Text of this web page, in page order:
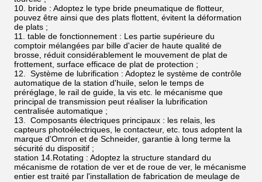
10. bride : Adoptez le type bride pneumatique de flotteur,
pouvez être ainsi que des plats flottent, évitent la déformation
de plats ;
11. table de fonctionnement : Les partie supérieure du
comptoir mélangées par bille d'acier de haute qualité de
brosse, réduit considérablement le mouvement de plat de
frottement, surface efficace de plat de protection ;
12. Système de lubrification : Adoptez le système de contrôle
automatique de la station d'huile, selon le temps de
préréglage, le rail de guide, la vis etc. le mécanisme que
principal de transmission peut réaliser la lubrification
centralisée automatique ;
13. Composants électriques principaux : les relais, les
capteurs photoélectriques, le contacteur, etc. tous adoptent la
marque d'Omron et de Schneider, garantie à long terme la
sécurité du dispositif ;
station 14.Rotating : Adoptez la structure standard du
mécanisme de rotation de ver et de roue de ver, le mécanisme
entier est traité par l'installation de fabrication de meulage de